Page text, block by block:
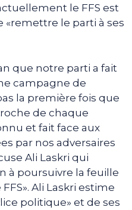
le FFS est
le parti à ses
que notre parti a fait
campagne de
la première fois que
de chaque
et fait face aux
par nos adversaires
Ali Laskri qui
à poursuivre la feuille
Ali Laskri estime
politique» et de ses